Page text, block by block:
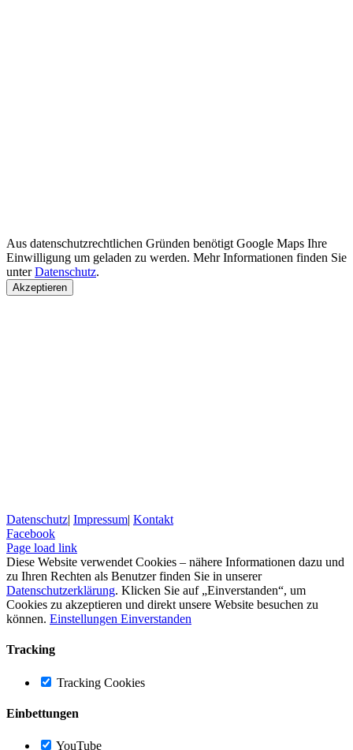
Aus datenschutzrechtlichen Gründen benötigt Google Maps Ihre
Einwilligung um geladen zu werden. Mehr Informationen finden Sie
unterDatenschutz.
Akzeptieren
Datenschutz| Impressum| Kontakt
Facebook
Page load link
Diese Website verwendet Cookies – nähere Informationen dazu und
zu Ihren Rechten als Benutzer finden Sie in unserer
Datenschutzerklärung. Klicken Sie auf „Einverstanden“, um
Cookies zu akzeptieren und direkt unsere Website besuchen zu
können. Einstellungen Einverstanden
Tracking
Tracking Cookies
Einbettungen
YouTube